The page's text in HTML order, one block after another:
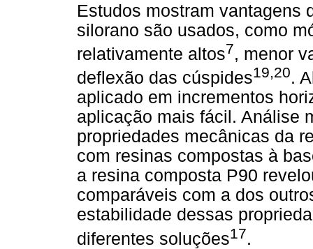
Estudos mostram vantagens
silorano são usados, como
relativamente altos7, menor
deflexão das cúspides19,20.
aplicado em incrementos
aplicação mais fácil. Análise
propriedades mecânicas da
com resinas compostas à
a resina composta P90
comparáveis com a dos
estabilidade dessas
diferentes soluções17.